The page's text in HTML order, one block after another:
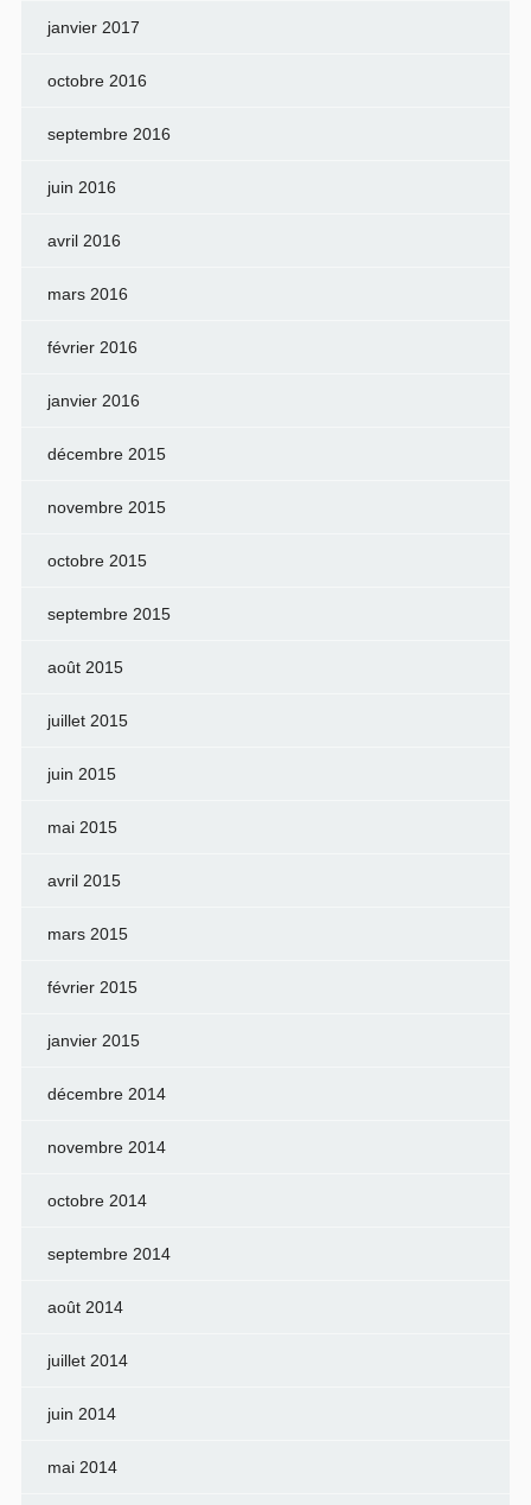
janvier 2017
octobre 2016
septembre 2016
juin 2016
avril 2016
mars 2016
février 2016
janvier 2016
décembre 2015
novembre 2015
octobre 2015
septembre 2015
août 2015
juillet 2015
juin 2015
mai 2015
avril 2015
mars 2015
février 2015
janvier 2015
décembre 2014
novembre 2014
octobre 2014
septembre 2014
août 2014
juillet 2014
juin 2014
mai 2014